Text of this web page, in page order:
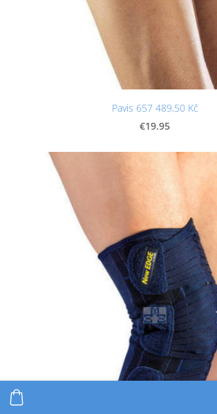
Pavis 657 489,50 Kč
€19.95